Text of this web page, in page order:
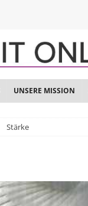
UNSERE MISSION
Stärke